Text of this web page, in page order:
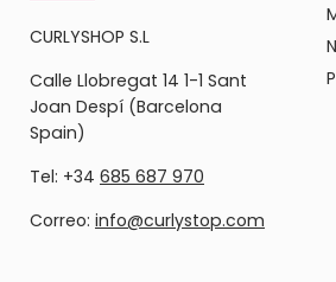
CURLYSHOP S.L
Calle Llobregat 14 1-1 Sant
Joan Despí (Barcelona
Spain)
Tel: +34 685 687 970
Correo: info@curlystop.com